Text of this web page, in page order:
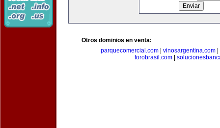
Otros dominios en venta:
parquecomercial.com
vinosargentina.com
forobrasil.com|